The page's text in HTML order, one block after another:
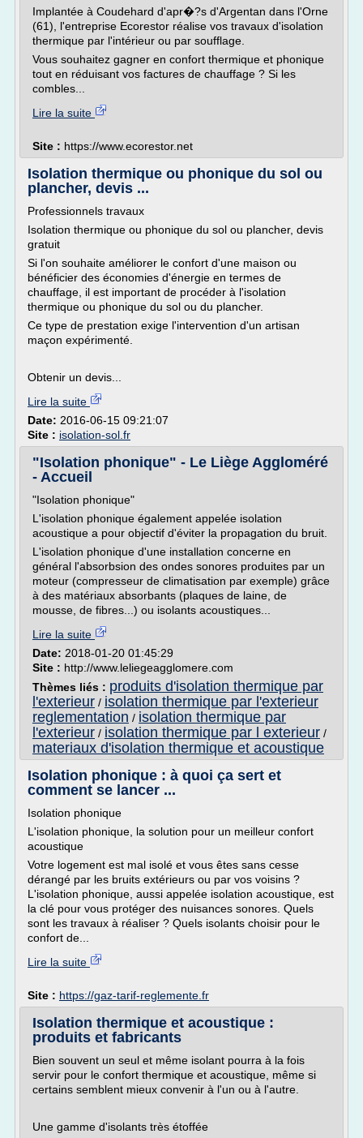
Implantée à Coudehard d'apr�?s d'Argentan dans l'Orne
(61), l'entreprise Ecorestor réalise vos travaux d'isolation
thermique par l'intérieur ou par soufflage.
Vous souhaitez gagner en confort thermique et phonique
tout en réduisant vos factures de chauffage ? Si les
combles...
Lire la suite
Site : https://www.ecorestor.net
Isolation thermique ou phonique du sol ou
plancher, devis ...
Professionnels travaux
Isolation thermique ou phonique du sol ou plancher, devis
gratuit
Si l'on souhaite améliorer le confort d'une maison ou
bénéficier des économies d'énergie en termes de
chauffage, il est important de procéder à l'isolation
thermique ou phonique du sol ou du plancher.
Ce type de prestation exige l'intervention d'un artisan
maçon expérimenté.
Obtenir un devis...
Lire la suite
Date: 2016-06-15 09:21:07
Site : isolation-sol.fr
"Isolation phonique" - Le Liège Aggloméré
- Accueil
"Isolation phonique"
L'isolation phonique également appelée isolation
acoustique a pour objectif d'éviter la propagation du bruit.
L'isolation phonique d'une installation concerne en
général l'absorbsion des ondes sonores produites par un
moteur (compresseur de climatisation par exemple) grâce
à des matériaux absorbants (plaques de laine, de
mousse, de fibres...) ou isolants acoustiques...
Lire la suite
Date: 2018-01-20 01:45:29
Site : http://www.leliegeagglomere.com
Thèmes liés : produits d'isolation thermique par
l'exterieur / isolation thermique par l'exterieur
reglementation / isolation thermique par
l'exterieur / isolation thermique par l exterieur /
materiaux d'isolation thermique et acoustique
Isolation phonique : à quoi ça sert et
comment se lancer ...
Isolation phonique
L'isolation phonique, la solution pour un meilleur confort
acoustique
Votre logement est mal isolé et vous êtes sans cesse
dérangé par les bruits extérieurs ou par vos voisins ?
L'isolation phonique, aussi appelée isolation acoustique, est
la clé pour vous protéger des nuisances sonores. Quels
sont les travaux à réaliser ? Quels isolants choisir pour le
confort de...
Lire la suite
Site : https://gaz-tarif-reglemente.fr
Isolation thermique et acoustique :
produits et fabricants
Bien souvent un seul et même isolant pourra à la fois
servir pour le confort thermique et acoustique, même si
certains semblent mieux convenir à l'un ou à l'autre.
Une gamme d'isolants très étoffée